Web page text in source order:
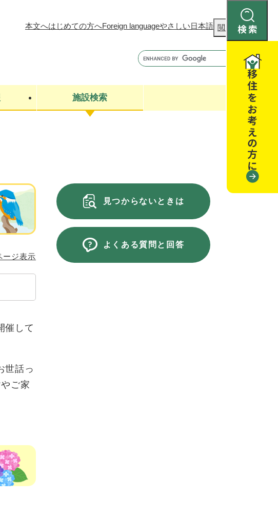
検
索
本文へはじめての方へForeign languageやさしい日本語 閲覧補助
閉じる
施設検索
ージ表示
催して
世話っ
ご家
見つからないときは
よくある質問と回答